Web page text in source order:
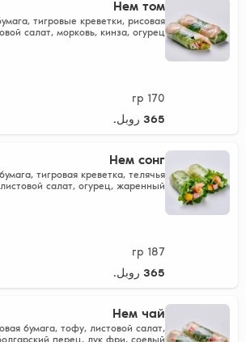
Нем том
тигровые креветки, рисовая
салат, морковь, кинза, огурец..
170 гр
365 روبل.
Нем сонг
тигровая креветка, телячья
салат, огурец, жаренный ..
187 гр
365 روبل.
Нем чай
бумага, тофу, листовой салат,
перец, лук фри, соевый